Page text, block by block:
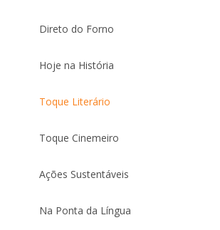
Direto do Forno
Hoje na História
Toque Literário
Toque Cinemeiro
Ações Sustentáveis
Na Ponta da Língua